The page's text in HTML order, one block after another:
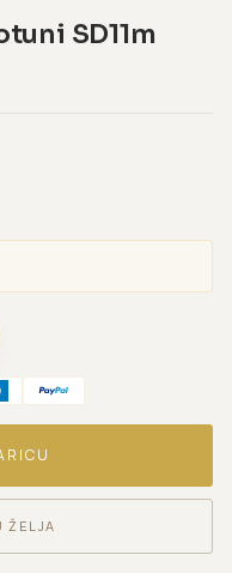
SD11m
ŽELJA